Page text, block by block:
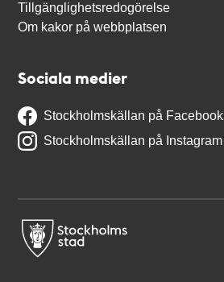
Tillgänglighetsredogörelse
Om kakor på webbplatsen
Sociala medier
Stockholmskällan på Facebook
Stockholmskällan på Instagram